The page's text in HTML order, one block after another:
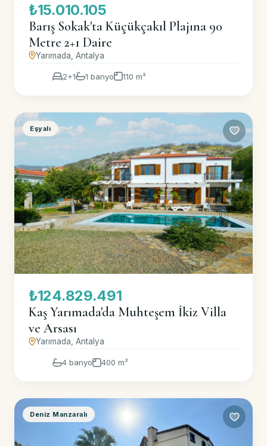
₺15.010.105
Barış Sokak'ta Küçükçakıl Plajına 90
Metre 2+1 Daire
Yarımada, Antalya
2+1 1 banyo 110 m²
Eşyalı
₺124.829.491
Kaş Yarımada'da Muhteşem İkiz Villa
ve Arsası
Yarımada, Antalya
4 banyo 400 m²
Deniz Manzaralı